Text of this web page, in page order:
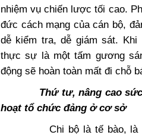
nhiệm vụ chiến lược tối cao.
đức cách mạng của cán bộ,
dễ kiểm tra, dễ giám sát.
thực sự là một tấm gương
động sẽ hoàn toàn mất đi chỗ
Thứ tư, nâng cao sức
hoạt tổ chức đảng ở cơ sở
Chi bộ là tế bào, là